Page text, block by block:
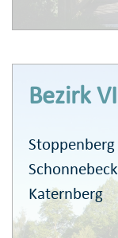
Bezirk VI
Stoppenberg
Schonnebeck
Katernberg